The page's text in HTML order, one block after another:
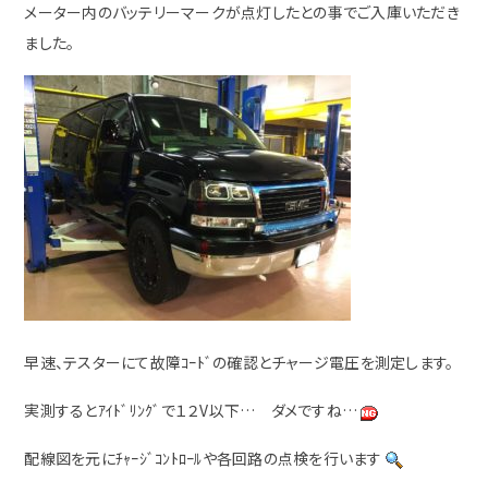
メーター内のバッテリーマークが点灯したとの事でご入庫いただき
ました。
早速、テスターにて故障ｺｰﾄﾞの確認とチャージ電圧を測定します。
実測するとｱｲﾄﾞﾘﾝｸﾞで１２V以下… ダメですね…
配線図を元にﾁｬｰｼﾞｺﾝﾄﾛｰﾙや各回路の点検を行います